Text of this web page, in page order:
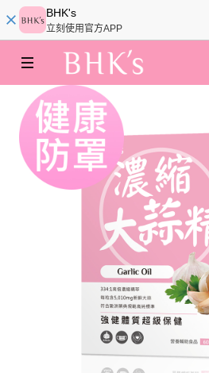
BHK's
立刻使用官方APP